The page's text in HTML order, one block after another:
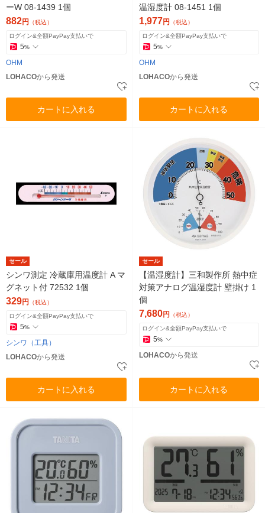
ーW 08-1439 1個
882円 （税込）
ログイン&全額PayPay支払いで
5%
OHM
LOHACOから発送
カートに入れる
温湿度計 08-1451 1個
1,977円 （税込）
ログイン&全額PayPay支払いで
5%
OHM
LOHACOから発送
カートに入れる
セール
シンワ測定 冷蔵庫用温度計 A マ
グネット付 72532 1個
329円 （税込）
ログイン&全額PayPay支払いで
5%
シンワ（工具）
LOHACOから発送
カートに入れる
セール
【温湿度計】三和製作所 熱中症
対策アナログ温湿度計 壁掛け 1
個
7,680円 （税込）
ログイン&全額PayPay支払いで
5%
LOHACOから発送
カートに入れる